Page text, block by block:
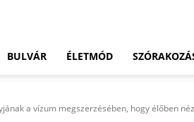
BULVÁR ÉLETMÓD
a vízum megszerzésében, hogy élőben